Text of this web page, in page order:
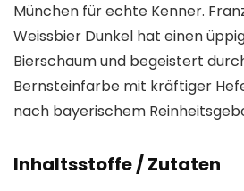
München für echte Kenner.
Weissbier Dunkel hat einen
Bierschaum und begeistert
Bernsteinfarbe mit kräftiger
nach bayerischem
Inhaltsstoffe / Zutaten